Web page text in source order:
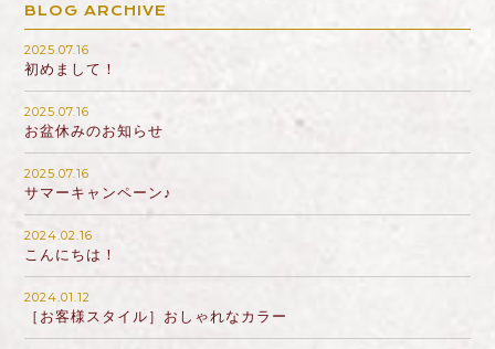
BLOG ARCHIVE
2025.07.16
初めまして！
2025.07.16
お盆休みのお知らせ
2025.07.16
サマーキャンペーン♪
2024.02.16
こんにちは！
2024.01.12
［お客様スタイル］おしゃれなカラー